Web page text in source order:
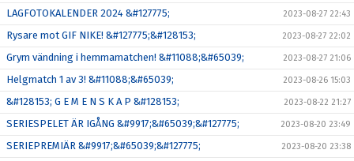
LAGFOTOKALENDER 2024 &#127775; 2023-08-27 22:43
Rysare mot GIF NIKE! &#127775;&#128153; 2023-08-27 22:02
Grym vändning i hemmamatchen! &#11088;&#65039; 2023-08-27 21:06
Helgmatch 1 av 3! &#11088;&#65039; 2023-08-26 15:03
&#128153; G E M E N S K A P &#128153; 2023-08-22 21:27
SERIESPELET ÄR IGÅNG &#9917;&#65039;&#127775; 2023-08-20 23:49
SERIEPREMIÄR &#9917;&#65039;&#127775; 2023-08-20 23:38